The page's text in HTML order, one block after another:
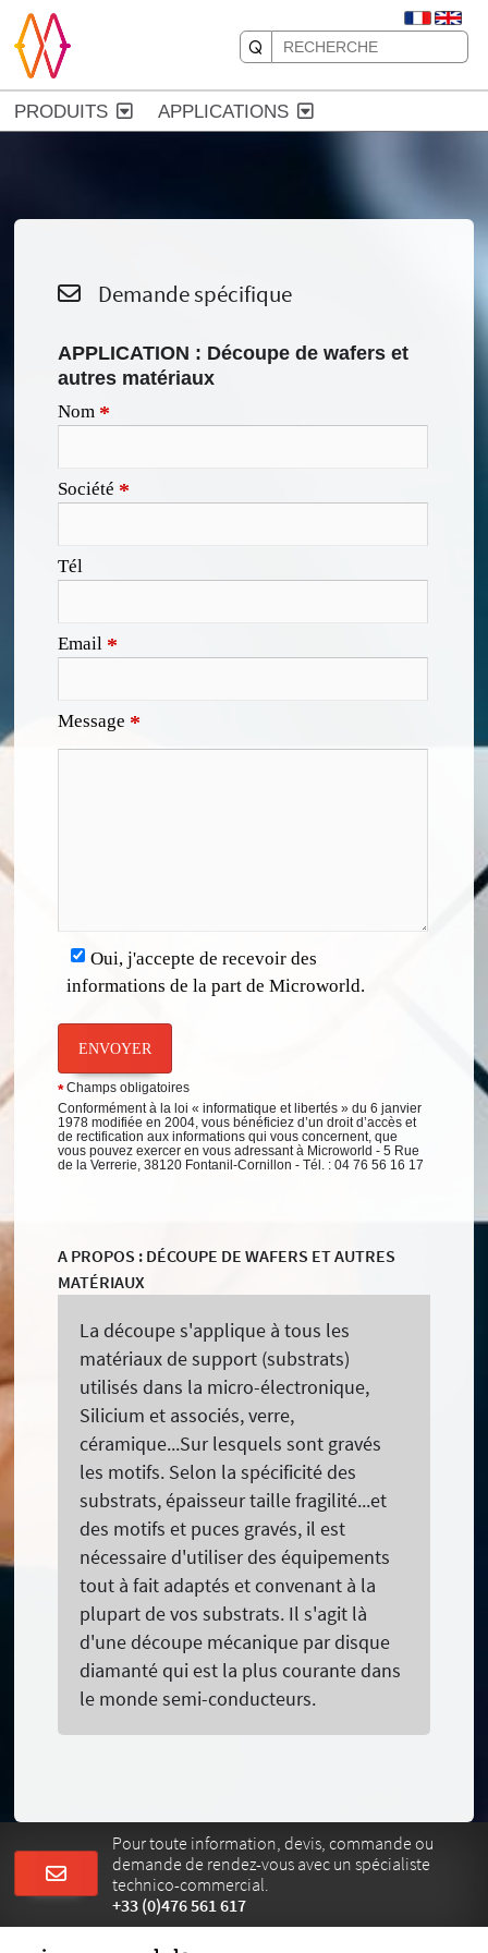
PRODUITS APPLICATIONS
Demande spécifique
APPLICATION : Découpe de wafers et
autres matériaux
Nom *
Société *
Tél
Email *
Message *
Oui, j'accepte de recevoir des
informations de la part de Microworld.
ENVOYER
*Champs obligatoires
Conformément à la loi « informatique et libertés » du 6 janvier
1978 modifiée en 2004, vous bénéficiez d’un droit d’accès et
de rectification aux informations qui vous concernent, que
vous pouvez exercer en vous adressant à Microworld - 5 Rue
de la Verrerie, 38120 Fontanil-Cornillon - Tél. : 04 76 56 16 17
A PROPOS : DÉCOUPE DE WAFERS ET AUTRES
MATÉRIAUX
La découpe s'applique à tous les
matériaux de support (substrats)
utilisés dans la micro-électronique,
Silicium et associés, verre,
céramique...Sur lesquels sont gravés
les motifs. Selon la spécificité des
substrats, épaisseur taille fragilité...et
des motifs et puces gravés, il est
nécessaire d'utiliser des équipements
tout à fait adaptés et convenant à la
plupart de vos substrats. Il s'agit là
d'une découpe mécanique par disque
diamanté qui est la plus courante dans
le monde semi-conducteurs.
Pour toute information, devis, commande ou
demande de rendez-vous avec un spécialiste
technico-commercial.
+33 (0)476 561 617